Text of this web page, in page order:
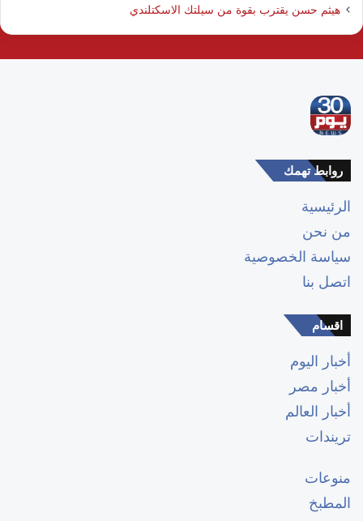
هيثم حسن يقترب بقوة من سيلتك الاسكتلندي
روابط تهمك
الرئيسية
من نحن
سياسة الخصوصية
اتصل بنا
اقسام
أخبار اليوم
أخبار مصر
أخبار العالم
تريندات
منوعات
المطبخ